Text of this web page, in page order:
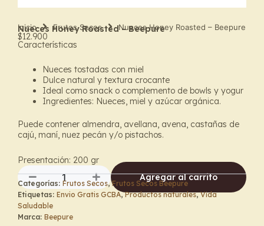
Inicio Frutos Secos Nueces Honey Roasted – Beepure
Nueces Honey Roasted – Beepure
$12.900
Características
Nueces tostadas con miel
Dulce natural y textura crocante
Ideal como snack o complemento de bowls y yogur
Ingredientes: Nueces, miel y azúcar orgánica.
Puede contener almendra, avellana, avena, castañas de
cajú, maní, nuez pecán y/o pistachos.
Presentación: 200 gr
Nueces
Honey
Roasted
–
Agregar al carrito
Categorías: Frutos Secos,Frutos Secos Beepure
Etiquetas: Envio Gratis GCBA,Productos naturales,Vida
Saludable
Marca: Beepure